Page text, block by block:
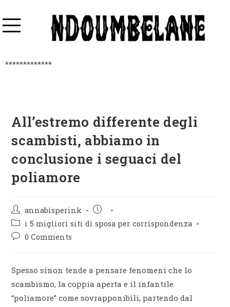
*************
All’estremo differente degli
scambisti, abbiamo in
conclusione i seguaci del
poliamore
annabisperink
i 5 migliori siti di sposa per corrispondenza
0 Comments
Spesso sinon tende a pensare fenomeni che lo
scambismo, la coppia aperta e il infantile
“poliamore” come sovrapponibili, partendo dal